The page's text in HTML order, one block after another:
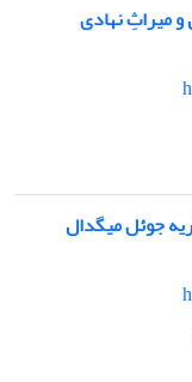
و میراثِ نهادی
جوئل میگدال